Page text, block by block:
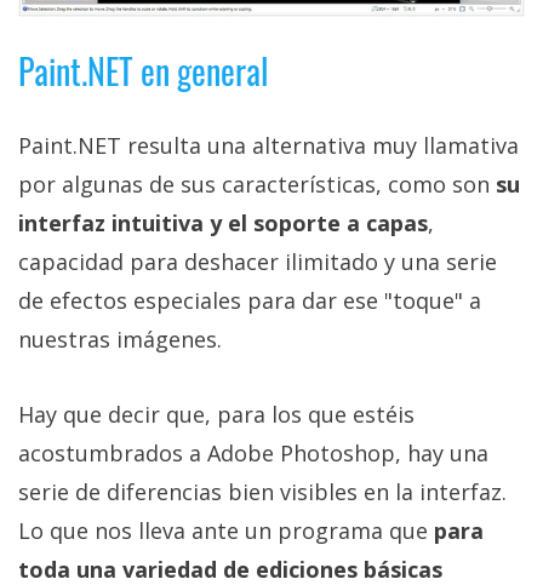
Informático
(CC) 2006-
reservados.
Paint.NET en general
Paint.NET resulta una alternativa muy llamativa
por algunas de sus características, como son su
interfaz intuitiva y el soporte a capas,
capacidad para deshacer ilimitado y una serie
de efectos especiales para dar ese "toque" a
nuestras imágenes.
Hay que decir que, para los que estéis
acostumbrados a Adobe Photoshop, hay una
serie de diferencias bien visibles en la interfaz.
Lo que nos lleva ante un programa que para
toda una variedad de ediciones básicas